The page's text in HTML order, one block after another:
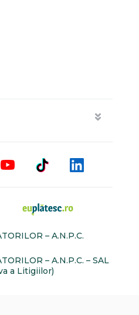
– A.N.P.C.
– A.N.P.C. – SAL
a Litigiilor)